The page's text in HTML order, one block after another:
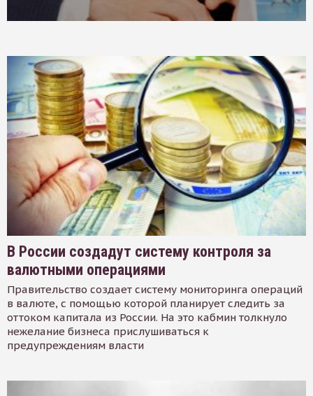
В России создадут систему контроля за
валютными операциями
Правительство создает систему мониторинга операций
в валюте, с помощью которой планирует следить за
оттоком капитала из России. На это кабмин толкнуло
нежелание бизнеса прислушиваться к
предупреждениям власти